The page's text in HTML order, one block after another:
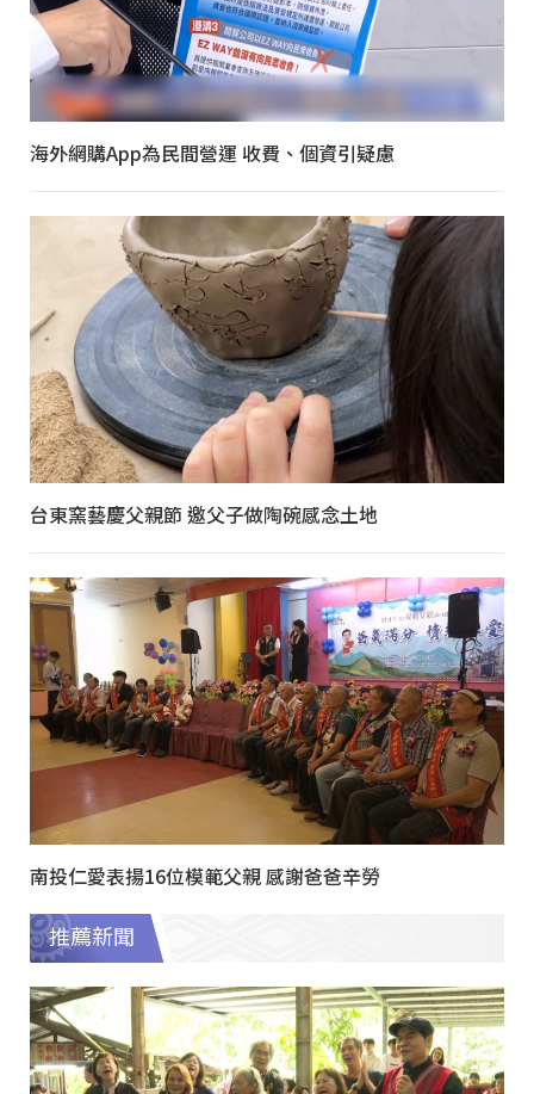
海外網購App為民間營運 收費、個資引疑慮
台東窯藝慶父親節 邀父子做陶碗感念土地
南投仁愛表揚16位模範父親 感謝爸爸辛勞
推薦新聞